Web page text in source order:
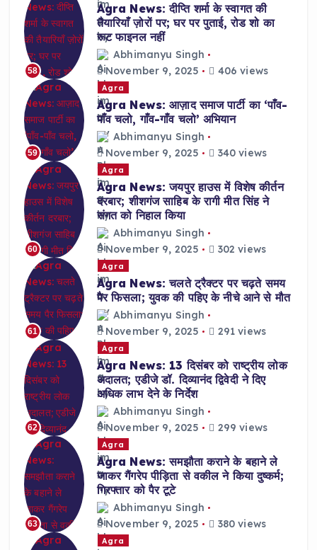
58
Agra News: दीप्ति शर्मा के स्वागत की
तैयारियाँ ज़ोरों पर; घर पर पुताई, रोड शो का
रूट फाइनल नहीं
Abhimanyu Singh
November 9, 2025
406 views
59
Agra
Agra News: आज़ाद समाज पार्टी का ‘पाँव-
पाँव चलो, गाँव-गाँव चलो’ अभियान
Abhimanyu Singh
November 9, 2025
340 views
60
Agra
Agra News: जयपुर हाउस में विशेष कीर्तन
दरबार; शीशगंज साहिब के रागी मीत सिंह ने
संगत को निहाल किया
Abhimanyu Singh
November 9, 2025
302 views
61
Agra
Agra News: चलते ट्रैक्टर पर चढ़ते समय
पैर फिसला; युवक की पहिए के नीचे आने से मौत
Abhimanyu Singh
November 9, 2025
291 views
62
Agra
Agra News: 13 दिसंबर को राष्ट्रीय लोक
अदालत; एडीजे डॉ. दिव्यानंद द्विवेदी ने दिए
अधिक लाभ देने के निर्देश
Abhimanyu Singh
November 9, 2025
299 views
63
Agra
Agra News: समझौता कराने के बहाने ले
जाकर गैंगरेप पीड़िता से वकील ने किया दुष्कर्म;
गिरफ्तार को पैर टूटे
Abhimanyu Singh
November 9, 2025
380 views
Agra